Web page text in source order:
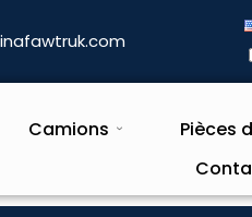
Camions Pièces